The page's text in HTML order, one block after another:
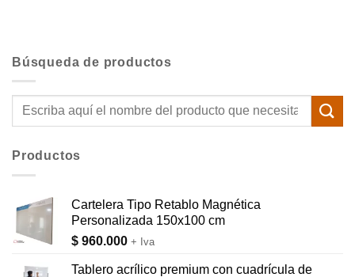
Búsqueda de productos
Buscar
Productos
Cartelera Tipo Retablo Magnética
Personalizada 150x100 cm
$ 960.000 + Iva
Tablero acrílico premium con cuadrícula de